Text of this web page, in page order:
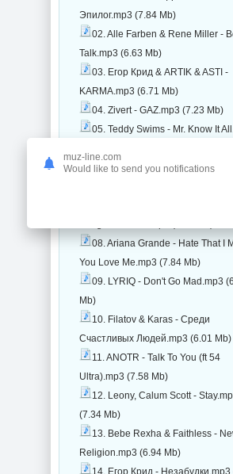
Эпилог.mp3 (7.84 Mb)
02. Alle Farben & Rene Miller -
Talk.mp3 (6.63 Mb)
03. Егор Крид & ARTIK & ASTI -
KARMA.mp3 (6.71 Mb)
04. Zivert - GAZ.mp3 (7.23 Mb)
05. Teddy Swims - Mr. Know It
06. SICKOTOY & Minelli -
07. Madonna & Sabrina
08. Ariana Grande - Hate That I
You Love Me.mp3 (7.84 Mb)
09. LYRIQ - Don't Go Mad.mp3
Mb)
10. Filatov & Karas - Среди
Счастливых Людей.mp3 (6.01 Mb)
11. ANOTR - Talk To You (ft 54
Ultra).mp3 (7.58 Mb)
12. Leony, Calum Scott -
(7.34 Mb)
13. Bebe Rexha & Faithless -
Religion.mp3 (6.94 Mb)
14. Егор Крид - Незабудки.mp3
muz-line.com
Would like to send you notifications